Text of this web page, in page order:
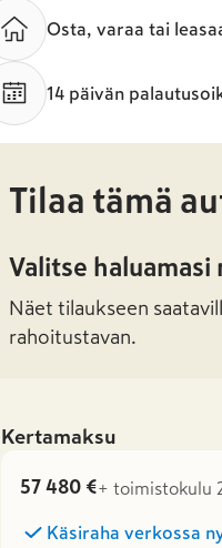
Osta, varaa tai
14 päivän
Tilaa tämä
Valitse
Näet tilaukseen
rahoitustavan.
Kertamaksu
57 480 €+ toimistokulu
Käsiraha verkossa